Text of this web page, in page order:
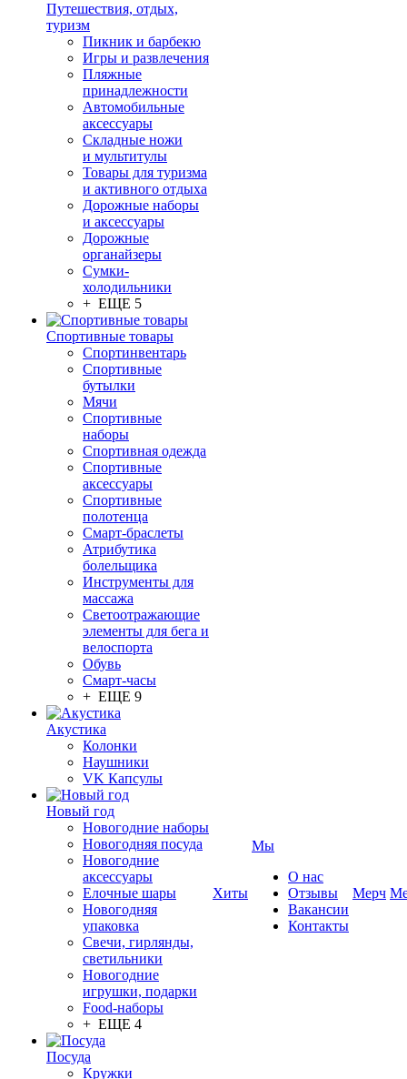
Путешествия, отдых,
туризм
Пикник и барбекю
Игры и развлечения
Пляжные
принадлежности
Автомобильные
аксессуары
Складные ножи
и мультитулы
Товары для туризма
и активного отдыха
Дорожные наборы
и аксессуары
Дорожные
органайзеры
Сумки-
холодильники
+ ЕЩЕ 5
Спортивные товары
Спортинвентарь
Спортивные
бутылки
Мячи
Спортивные
наборы
Спортивная одежда
Спортивные
аксессуары
Спортивные
полотенца
Смарт-браслеты
Атрибутика
болельщика
Инструменты для
массажа
Светоотражающие
элементы для бега и
велоспорта
Обувь
Смарт-часы
+ ЕЩЕ 9
Акустика
Колонки
Наушники
VK Капсулы
Новый год
Новогодние наборы
Новогодняя посуда
Новогодние
аксессуары
Елочные шары
Новогодняя
упаковка
Свечи, гирлянды,
светильники
Новогодние
игрушки, подарки
Food-наборы
+ ЕЩЕ 4
Посуда
Кружки
Хиты
Мы
О нас
Отзывы
Вакансии
Контакты
Мерч